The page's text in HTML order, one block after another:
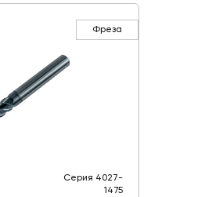
Фреза
Серия 4027-
1475